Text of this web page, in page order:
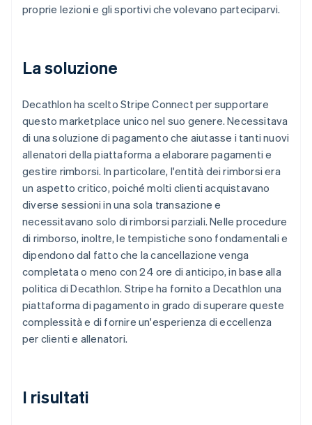
proprie lezioni e gli sportivi che volevano parteciparvi.
La soluzione
Decathlon ha scelto Stripe Connect per supportare
questo marketplace unico nel suo genere. Necessitava
di una soluzione di pagamento che aiutasse i tanti nuovi
allenatori della piattaforma a elaborare pagamenti e
gestire rimborsi. In particolare, l'entità dei rimborsi era
un aspetto critico, poiché molti clienti acquistavano
diverse sessioni in una sola transazione e
necessitavano solo di rimborsi parziali. Nelle procedure
di rimborso, inoltre, le tempistiche sono fondamentali e
dipendono dal fatto che la cancellazione venga
completata o meno con 24 ore di anticipo, in base alla
politica di Decathlon. Stripe ha fornito a Decathlon una
piattaforma di pagamento in grado di superare queste
complessità e di fornire un'esperienza di eccellenza
per clienti e allenatori.
I risultati